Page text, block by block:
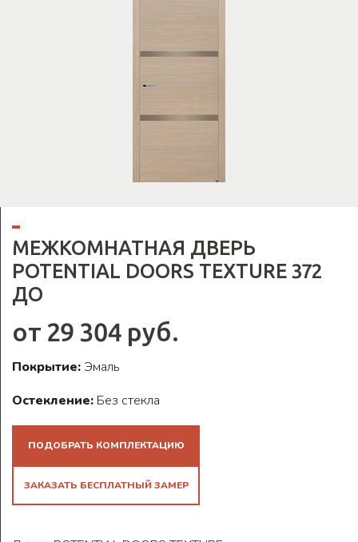
МЕЖКОМНАТНАЯ ДВЕРЬ
POTENTIAL DOORS TEXTURE 372
ДО
от 29 304 руб.
Покрытие: Эмаль
Остекление: Без стекла
ПОДОБРАТЬ КОМПЛЕКТАЦИЮ
ЗАКАЗАТЬ БЕСПЛАТНЫЙ ЗАМЕР